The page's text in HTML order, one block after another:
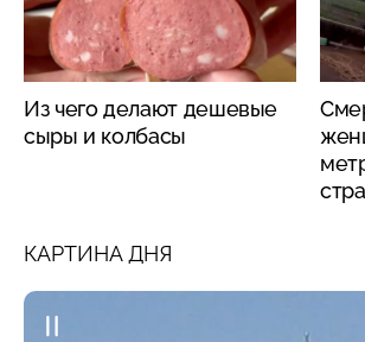
Из чего делают дешевые
сыры и колбасы
КАРТИНА ДНЯ